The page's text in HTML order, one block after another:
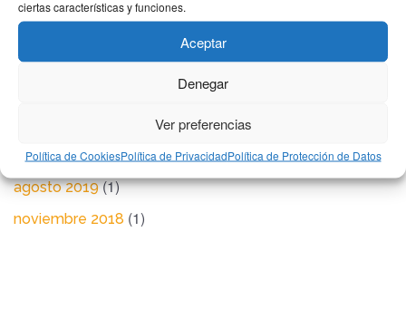
ciertas características y funciones.
Aceptar
Denegar
Ver preferencias
Política de CookiesPolítica de PrivacidadPolítica de Protección de Datos
Noticias(2)
marzo 2020(1)
agosto 2019(1)
noviembre 2018 (1)